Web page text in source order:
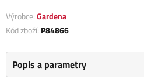
Výrobce:Gardena
Kód zboží: P84866
Popis a parametry